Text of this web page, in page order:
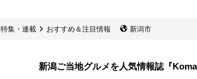
特集・連載 おすすめ＆注目情報 新潟市
新潟ご当地グルメを人気情報誌 『